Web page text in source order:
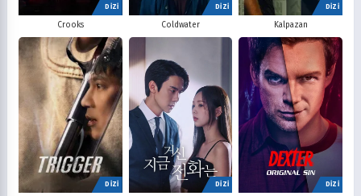
DİZİ
Crooks
DİZİ
Coldwater
DİZİ
Kalpazan
DİZİ DİZİ DİZİ